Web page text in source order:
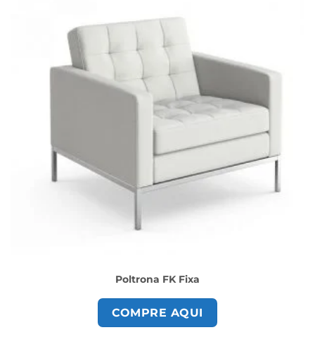
Poltrona FK Fixa
COMPRE AQUI